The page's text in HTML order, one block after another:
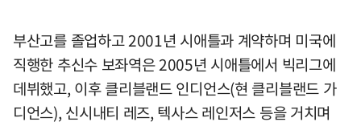
부산고를 졸업하고 2001년 시애틀과 계약하며 미국에
직행한 추신수 보좌역은 2005년 시애틀에서 빅리그에
데뷔했고, 이후 클리블랜드 인디언스(현 클리블랜드 가
디언스), 신시내티 레즈, 텍사스 레인저스 등을 거치며